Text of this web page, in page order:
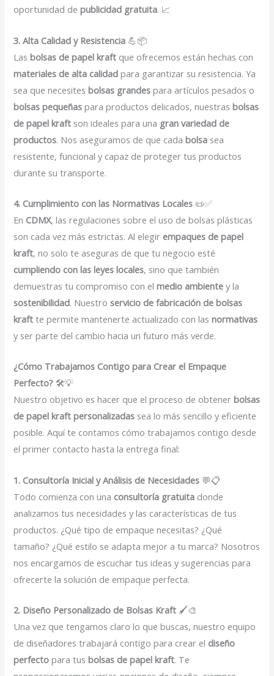
oportunidad depublicidad gratuita. 📈
3. Alta Calidad y Resistencia 💪📦
Lasbolsas de papel kraft que ofrecemos están hechas con
materiales de alta calidad para garantizar su resistencia. Ya
sea que necesitesbolsas grandes para artículos pesados o
bolsas pequeñas para productos delicados, nuestrasbolsas
de papel kraft son ideales para una gran variedad de
productos. Nos aseguramos de que cadabolsa sea
resistente, funcional y capaz de proteger tus productos
durante su transporte.
4. Cumplimiento con las Normativas Locales 📜✅
En CDMX, las regulaciones sobre el uso de bolsas plásticas
son cada vez más estrictas. Al elegir empaques de papel
kraft, no solo te aseguras de que tu negocio esté
cumpliendo con las leyes locales, sino que también
demuestras tu compromiso con elmedio ambiente y la
sostenibilidad. Nuestroservicio de fabricación de bolsas
kraft te permite mantenerte actualizado con lasnormativas
y ser parte del cambio hacia un futuro más verde.
¿Cómo Trabajamos Contigo para Crear el Empaque
Perfecto? 🛠️💡
Nuestro objetivo es hacer que el proceso de obtenerbolsas
de papel kraft personalizadas sea lo más sencillo y eficiente
posible. Aquí te contamos cómo trabajamos contigo desde
el primer contacto hasta la entrega final:
1. Consultoría Inicial y Análisis de Necesidades 💬📋
Todo comienza con una consultoría gratuita donde
analizamos tus necesidades y las características de tus
productos. ¿Qué tipo de empaque necesitas? ¿Qué
tamaño? ¿Qué estilo se adapta mejor a tu marca? Nosotros
nos encargamos de escuchar tus ideas y sugerencias para
ofrecerte la solución de empaque perfecta.
2. Diseño Personalizado de Bolsas Kraft 🖌️🎨
Una vez que tengamos claro lo que buscas, nuestro equipo
de diseñadores trabajará contigo para crear el diseño
perfecto para tusbolsas de papel kraft. Te